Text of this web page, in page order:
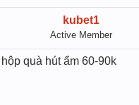
kubet1
Active Member
quà hút ẩm 60-90k